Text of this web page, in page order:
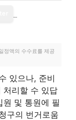
정액의 수수료를 제공
있으나, 준비
처리할 수 있답
원 및 통원에 필
구의 번거로움